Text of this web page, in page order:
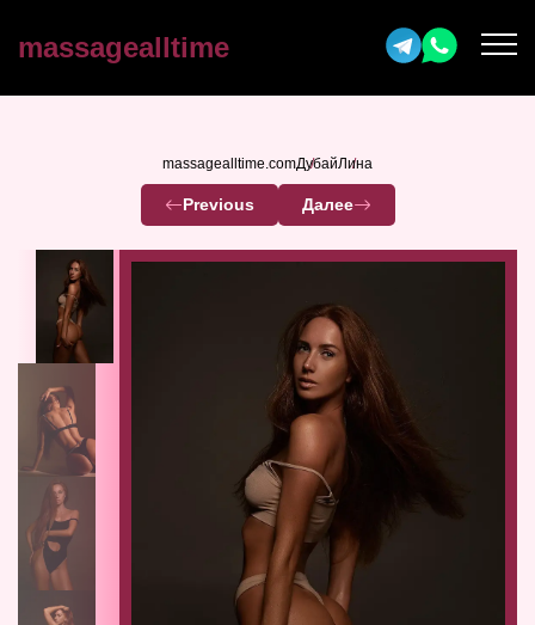
massagealltime
massagealltime.comДубайЛина
Previous Далее